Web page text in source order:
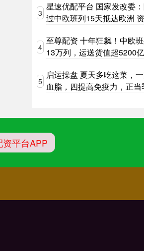
3
星速优配平台 国家发改委
过中欧班列15天抵达欧洲
4
至尊配资 十年狂飙！中欧
13万列，运送货值超5200
5
启运操盘 夏天多吃这菜，
血脂，四提高免疫力，正当
资平台APP